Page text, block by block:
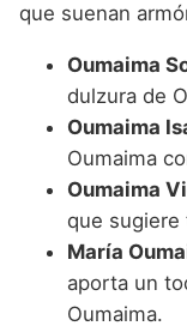
que suenan
Oumaima
dulzura de
Oumaima
Oumaima
Oumaima
que
María
aporta un
Oumaima.